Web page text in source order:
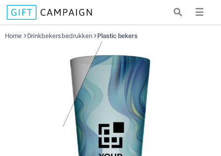
☰
Home Drinkbekers bedrukken Plastic bekers